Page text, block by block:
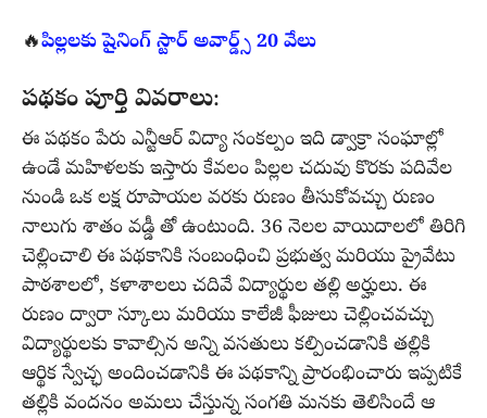
🔥పిల్లలకు షైనింగ్ స్టార్ అవార్డ్స్ 20 వేలు
పథకం పూర్తి వివరాలు:
ఈ పథకం పేరు ఎన్టీఆర్ విద్యా సంకల్పం ఇది డ్వాక్రా సంఘాల్లో
ఉండే మహిళలకు ఇస్తారు కేవలం పిల్లల చదువు కొరకు పదివేల
నుండి ఒక లక్ష రూపాయల వరకు రుణం తీసుకోవచ్చు రుణం
నాలుగు శాతం వడ్డీ తో ఉంటుంది. 36 నెలల వాయిదాలలో తిరిగి
చెల్లించాలి ఈ పథకానికి సంబంధించి ప్రభుత్వ మరియు ప్రైవేటు
పాఠశాలలో, కళాశాలలు చదివే విద్యార్థుల తల్లి అర్హులు. ఈ
రుణం ద్వారా స్కూలు మరియు కాలేజీ ఫీజులు చెల్లించవచ్చు
విద్యార్థులకు కావాల్సిన అన్ని వసతులు కల్పించడానికి తల్లికి
ఆర్థిక స్వేచ్ఛ అందించడానికి ఈ పథకాన్ని ప్రారంభించారు ఇప్పటికే
తల్లికి వందనం అమలు చేస్తున్న సంగతి మనకు తెలిసిందే ఆ